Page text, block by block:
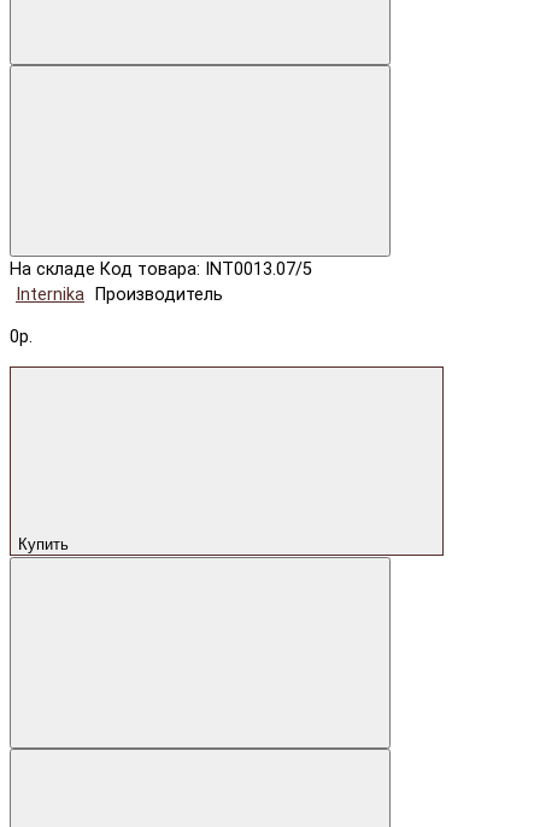
На складе Код товара: INT0013.07/5
Internika
Производитель
0р.
Купить